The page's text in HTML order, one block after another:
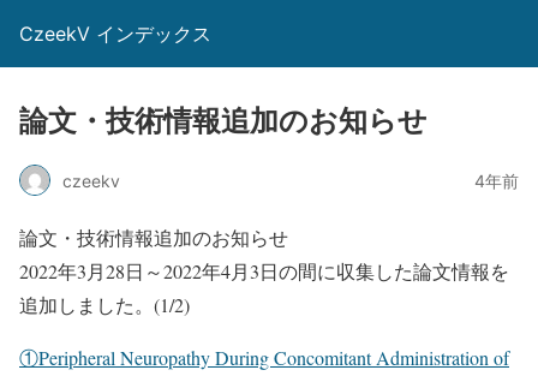
CzeekV インデックス
論文・技術情報追加のお知らせ
czeekv 4年前
論文・技術情報追加のお知らせ
2022年3月28日～2022年4月3日の間に収集した論文情報を
追加しました。(1/2)
①Peripheral Neuropathy During Concomitant Administration of